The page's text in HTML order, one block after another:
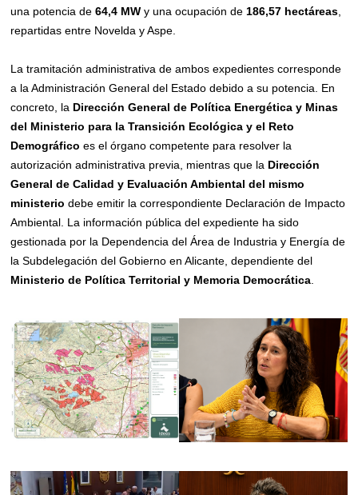
una potencia de64,4 MW y una ocupación de186,57 hectáreas,
repartidas entre Novelda y Aspe.
La tramitación administrativa de ambos expedientes corresponde
a la Administración General del Estado debido a su potencia. En
concreto, la Dirección General de Política Energética y Minas
del Ministerio para la Transición Ecológica y el Reto
Demográfico es el órgano competente para resolver la
autorización administrativa previa, mientras que la Dirección
General de Calidad y Evaluación Ambiental del mismo
ministerio debe emitir la correspondiente Declaración de Impacto
Ambiental. La información pública del expediente ha sido
gestionada por la Dependencia del Área de Industria y Energía de
la Subdelegación del Gobierno en Alicante, dependiente del
Ministerio de Política Territorial y Memoria Democrática.